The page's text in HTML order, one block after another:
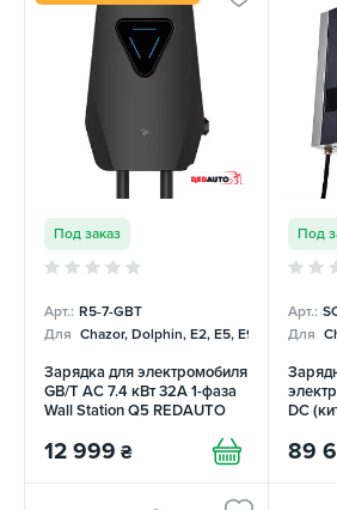
Под заказ
Арт.: R5-7-GBT
Для Chazor, Dolphin, E2, E5, E9, Mercedes
Зарядка для электромобиля
GB/T AC 7.4 кВт 32А 1-фаза
Wall Station Q5 REDAUTO
12 999 ₴
Под
Арт.:
Для
DC
89